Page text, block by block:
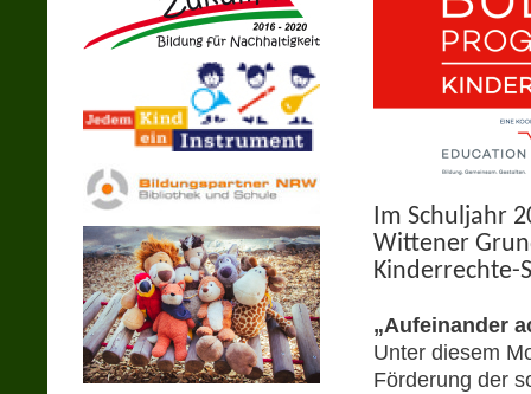
Im Schuljahr
Wittener
Kinderrechte-
„Aufeinander
Unter diesem
Förderung der